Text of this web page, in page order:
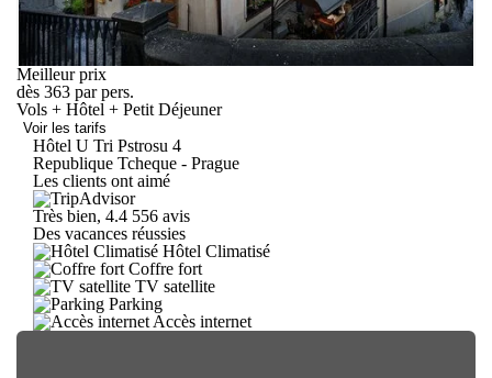
Meilleur prix
dès 363 par pers.
Vols + Hôtel + Petit Déjeuner
Voir les tarifs
Hôtel U Tri Pstrosu 4
Republique Tcheque - Prague
Les clients ont aimé
Très bien, 4.4 556 avis
Des vacances réussies
Hôtel Climatisé
Coffre fort
TV satellite
Parking
Accès internet